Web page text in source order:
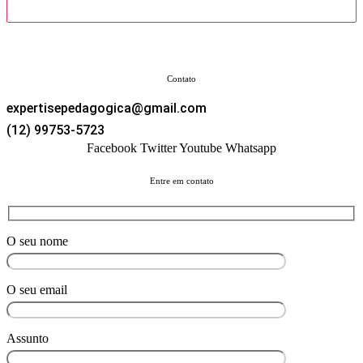
Contato
expertisepedagogica@gmail.com
(12) 99753-5723
Facebook TwitterYoutube Whatsapp
Entre em contato
O seu nome
O seu email
Assunto